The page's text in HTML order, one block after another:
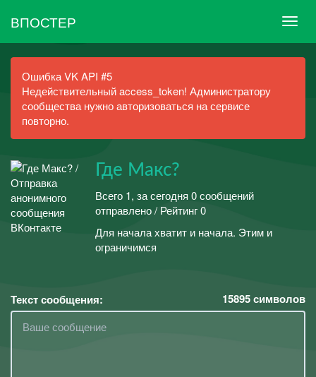
ВПОСТЕР
Ошибка VK API #5
Недействительный access_token! Администратору
сообщества нужно авторизоваться на сервисе
повторно.
Где Макс?
Всего 1, за сегодня 0 сообщений
отправлено / Рейтинг 0
Для начала хватит и начала. Этим и
ограничимся
Текст сообщения: 15895символов